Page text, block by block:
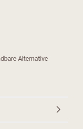
Alternative